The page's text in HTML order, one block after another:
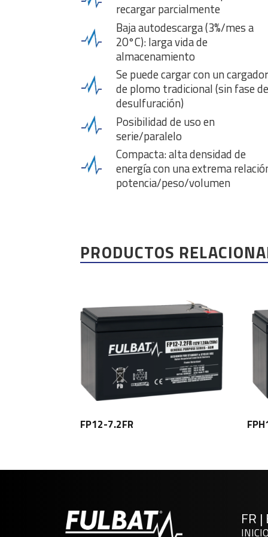
recargar parcialmente
Baja autodescarga (3%/mes a
20°C): larga vida de
almacenamiento
Se puede cargar con un cargador
de plomo tradicional (sin fase de
desulfuración)
Posibilidad de uso en
serie/paralelo
Compacta: alta densidad de
energía con una extrema
potencia/peso/volumen
PRODUCTOS
FP12-7.2FR
FR |